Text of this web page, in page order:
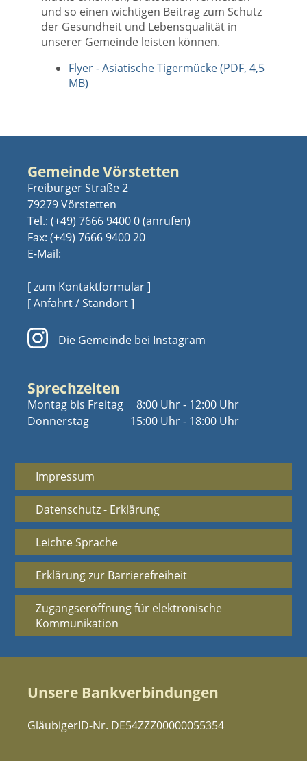
und so einen wichtigen Beitrag zum Schutz
der Gesundheit und Lebensqualität in
unserer Gemeinde leisten können.
Flyer - Asiatische Tigermücke (PDF, 4,5
MB)
Gemeinde Vörstetten
Freiburger Straße 2
79279 Vörstetten
Tel.: (+49) 7666 9400 0
Fax: (+49) 7666 9400 20
E-Mail:
[ zum Kontaktformular ]
[ Anfahrt / Standort ]
Die Gemeinde bei Instagram
Sprechzeiten
Montag bis Freitag
Donnerstag
8:00 Uhr - 12:00 Uhr
15:00 Uhr - 18:00 Uhr
Impressum
Datenschutz - Erklärung
Leichte Sprache
Erklärung zur Barrierefreiheit
Zugangseröffnung für elektronische
Kommunikation
Unsere Bankverbindungen
GläubigerID-Nr. DE54ZZZ00000055354